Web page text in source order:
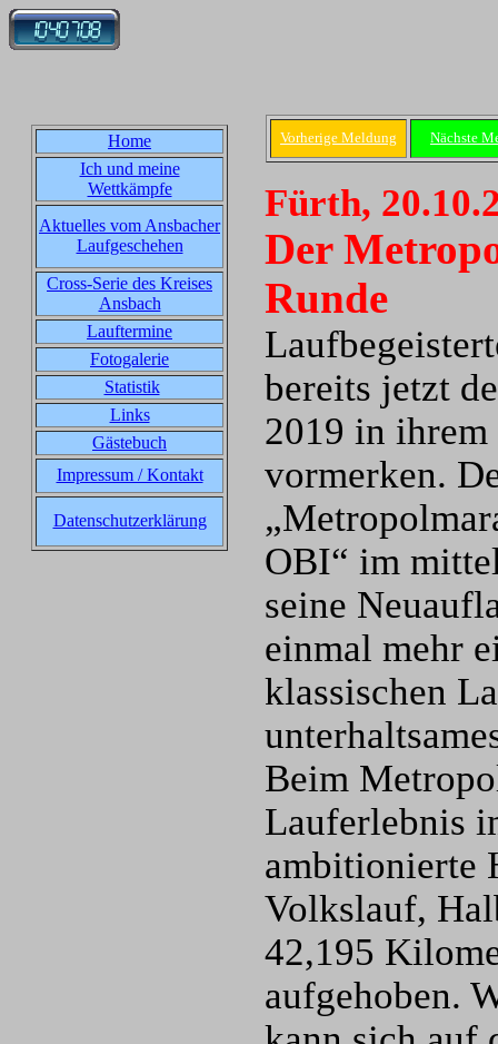
Home
Ich und meine
Wettkämpfe
Aktuelles vom Ansbacher
Laufgeschehen
Cross-Serie des Kreises
Ansbach
Lauftermine
Fotogalerie
Statistik
Links
Gästebuch
Impressum / Kontakt
Datenschutzerklärung
Vorherige Meldung Nächste
Fürth,
Der
Runde
bereits jetzt
2019 in
vormerken.
OBI“ im
seine
einmal mehr
klassischen
Beim
Lauferlebnis
ambitionierte
Volkslauf,
42,195
aufgehoben.